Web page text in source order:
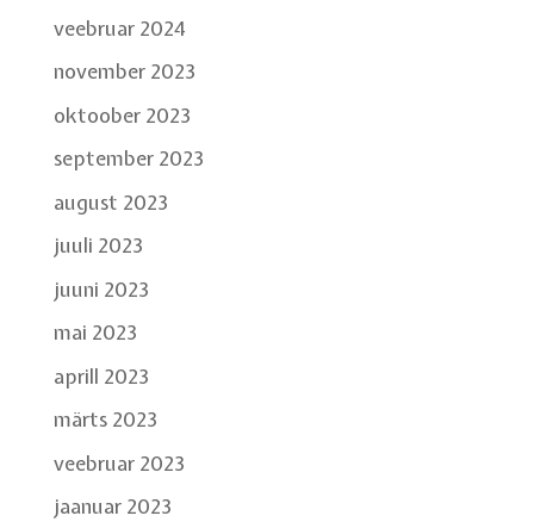
veebruar 2024
november 2023
oktoober 2023
september 2023
august 2023
juuli 2023
juuni 2023
mai 2023
aprill 2023
märts 2023
veebruar 2023
jaanuar 2023